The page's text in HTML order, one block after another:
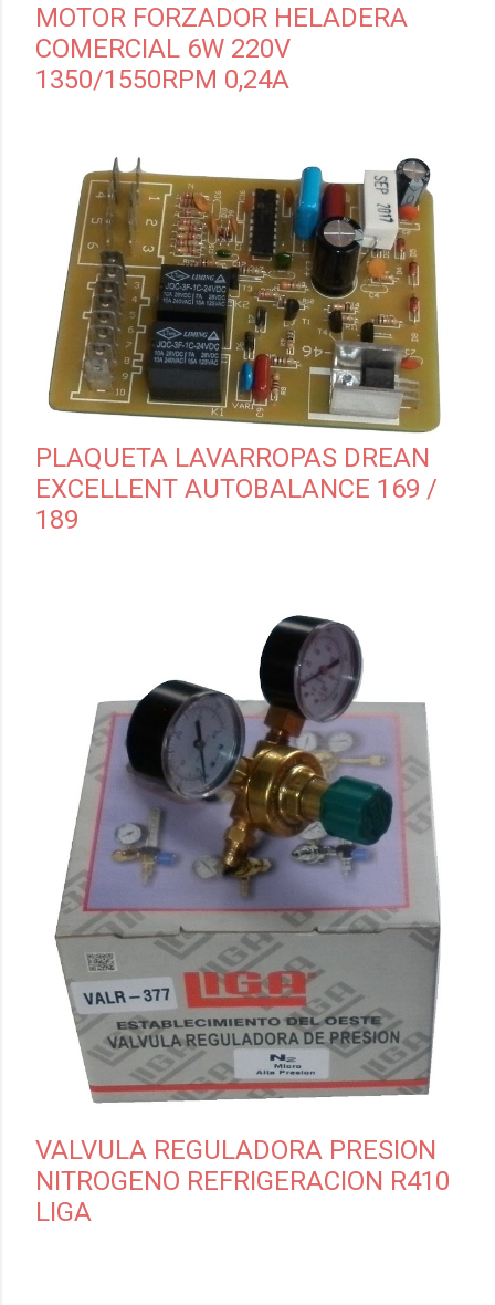
MOTOR FORZADOR HELADERA
COMERCIAL 6W 220V
1350/1550RPM 0,24A
PLAQUETA LAVARROPAS DREAN
EXCELLENT AUTOBALANCE 169 /
189
VALVULA REGULADORA PRESION
NITROGENO REFRIGERACION R410
LIGA